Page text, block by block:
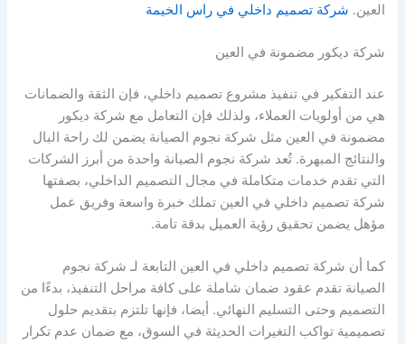
العين. شركة تصميم داخلي في راس الخيمة
شركة ديكور مضمونة في العين
عند التفكير في تنفيذ مشروع تصميم داخلي، فإن الثقة والضمانات
هي من أولويات العملاء، ولذلك فإن التعامل مع شركة ديكور
مضمونة في العين مثل شركة نجوم الصيانة يضمن لك راحة البال
والنتائج المبهرة. تُعد شركة نجوم الصيانة واحدة من أبرز الشركات
التي تقدم خدمات متكاملة في مجال التصميم الداخلي، بصفتها
شركة تصميم داخلي في العين تملك خبرة واسعة وفريق عمل
مؤهل يضمن تحقيق رؤية العميل بدقة تامة.
كما أن شركة تصميم داخلي في العين التابعة لـ شركة نجوم
الصيانة تقدم عقود ضمان شاملة على كافة مراحل التنفيذ، بدءًا من
التصميم وحتى التسليم النهائي. أيضا، فإنها تلتزم بتقديم حلول
تصميمية تواكب التغيرات الحديثة في السوق، مع ضمان عدم تكرار